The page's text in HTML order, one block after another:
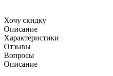
Хочу скидку
Описание
Характеристики
Отзывы
Вопросы
Описание